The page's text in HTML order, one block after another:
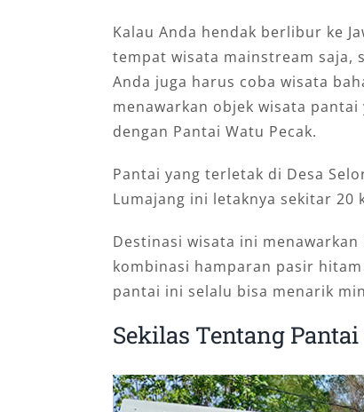
Kalau Anda hendak berlibur ke
tempat wisata mainstream saja,
Anda juga harus coba wisata
menawarkan objek wisata
dengan Pantai Watu Pecak.
Pantai yang terletak di Desa
Lumajang ini letaknya sekitar 20
Destinasi wisata ini
kombinasi hamparan pasir
pantai ini selalu bisa menarik
Sekilas Tentang